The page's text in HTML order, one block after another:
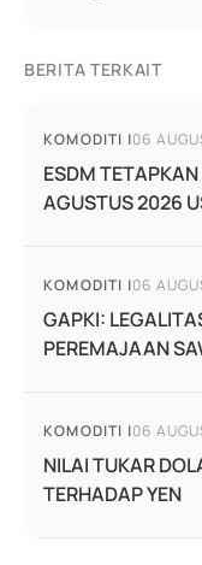
BERITA TERKAIT
KOMODITI |06
ESDM
AGUSTUS 2026
KOMODITI |06
GAPKI:
PEREMAJAAN
KOMODITI |06
NILAI TUKAR
TERHADAP YEN